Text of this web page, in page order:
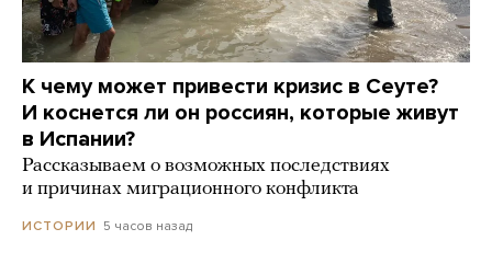
К чему может привести кризис в Сеуте?
И коснется ли он россиян, которые живут
в Испании?
Рассказываем о возможных последствиях
и причинах миграционного конфликта
ИСТОРИИ 5 часов назад